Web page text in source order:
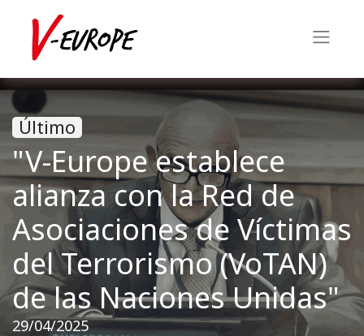
Último
"V-Europe establece
alianza con la Red de
Asociaciones de Víctimas
del Terrorismo (VoTAN)
de las Naciones Unidas"
29/04/2025